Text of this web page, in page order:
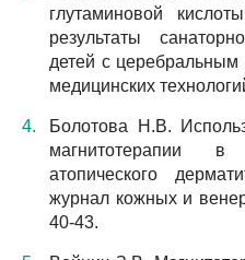
глутаминовой
результаты
детей с
медицинских
Болотова Н.В.
магнитотерапии в
атопического
журнал кожных и
40-43.